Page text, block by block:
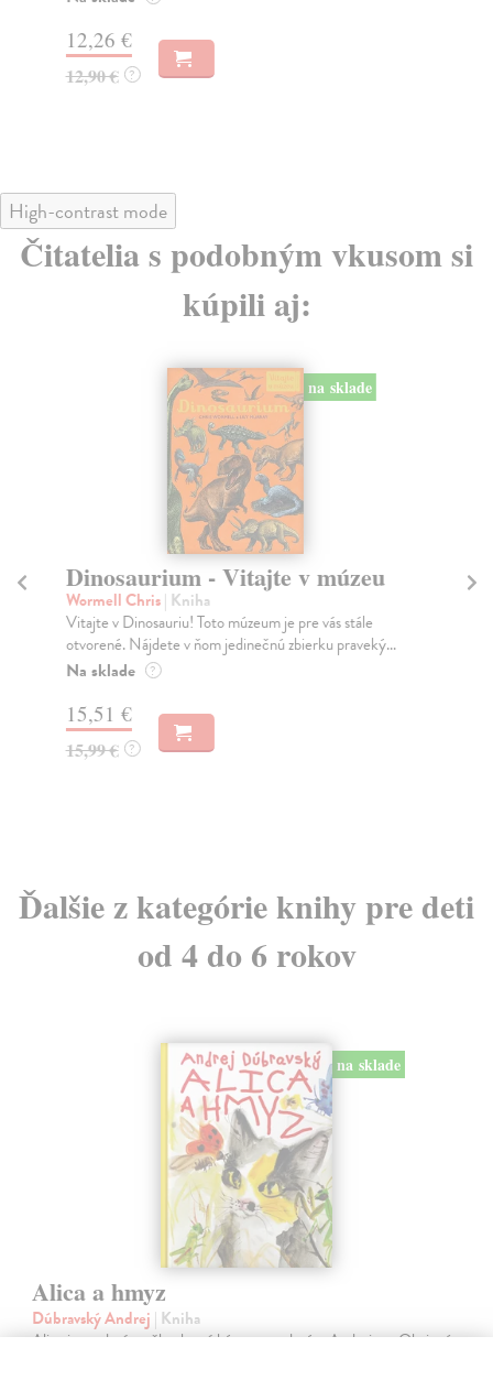
12,26 €
12,90 € ?
High-contrast mode
Čitatelia s podobným vkusom si
kúpili aj:
na sklade
Dinosaurium - Vitajte v múzeu
Wormell Chris| Kniha
Vitajte v Dinosauriu! Toto múzeum je pre vás stále
otvorené. Nájdete v ňom jedinečnú zbierku praveký...
Na sklade ?
15,51 €
15,99 € ?
Ďalšie z kategórie knihy pre deti
od 4 do 6 rokov
na sklade
Alica a hmyz
Dúbravský Andrej | Kniha
Alica je zvedavá mačka, ktorá býva so zvedavým Andrejom. Obaja sú